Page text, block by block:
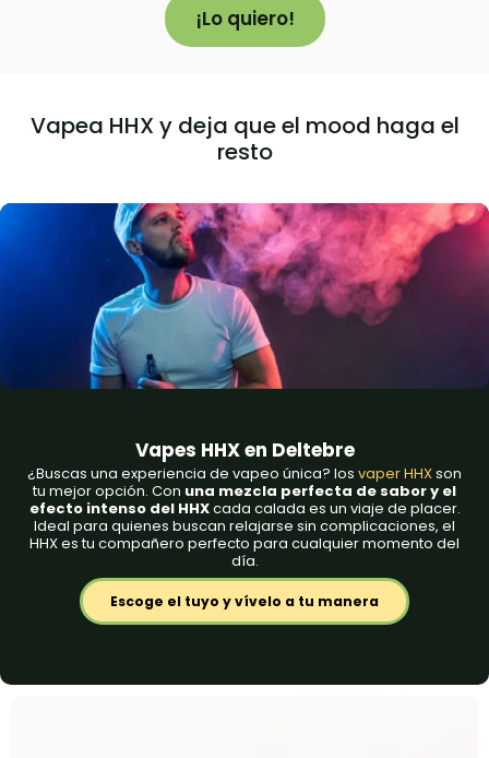
¡Lo quiero!
Vapea HHX y deja que el mood haga el
resto
Vapes HHX en Deltebre
¿Buscas una experiencia de vapeo única? los vaper HHXson
tu mejor opción. Con una mezcla perfecta de sabor y el
efecto intenso del HHXcada calada es un viaje de placer.
Ideal para quienes buscan relajarse sin complicaciones, el
HHX es tu compañero perfecto para cualquier momento del
día.
Escoge el tuyo y vívelo a tu manera